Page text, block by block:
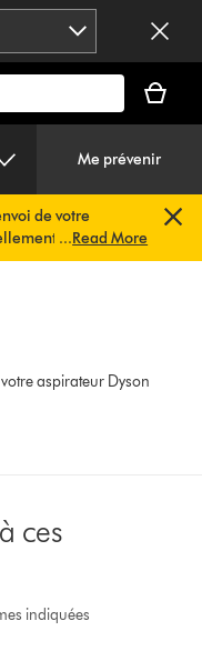
panier
est
Me prévenir
de votre
être
rapide.Vous
dans les
...Read More
aspirateur Dyson
ces
indiquées